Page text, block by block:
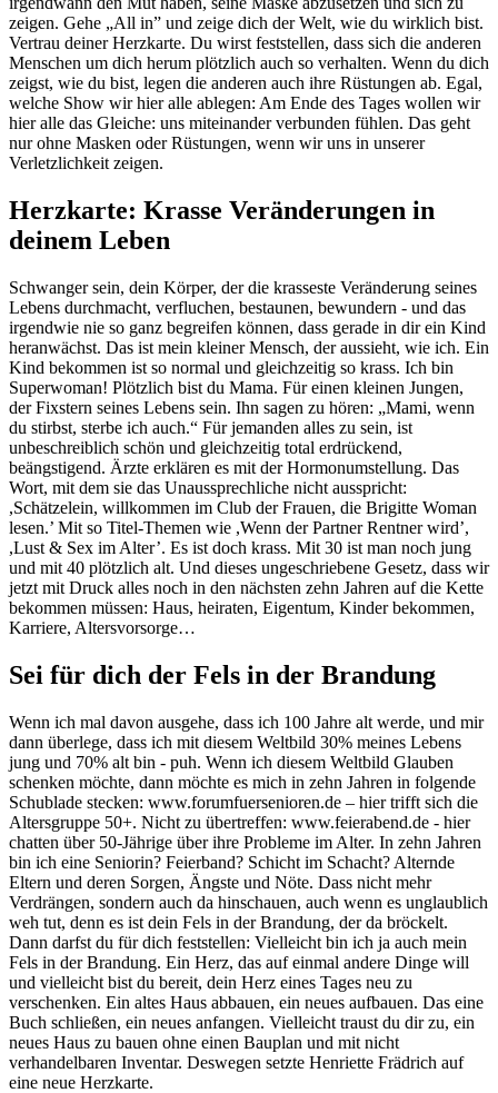
zeigen. Gehe „All in” und zeige dich der Welt, wie du wirklich bist.
Vertrau deiner Herzkarte. Du wirst feststellen, dass sich die anderen
Menschen um dich herum plötzlich auch so verhalten. Wenn du dich
zeigst, wie du bist, legen die anderen auch ihre Rüstungen ab. Egal,
welche Show wir hier alle ablegen: Am Ende des Tages wollen wir
hier alle das Gleiche: uns miteinander verbunden fühlen. Das geht
nur ohne Masken oder Rüstungen, wenn wir uns in unserer
Verletzlichkeit zeigen.
Herzkarte: Krasse Veränderungen in
deinem Leben
Schwanger sein, dein Körper, der die krasseste Veränderung seines
Lebens durchmacht, verfluchen, bestaunen, bewundern - und das
irgendwie nie so ganz begreifen können, dass gerade in dir ein Kind
heranwächst. Das ist mein kleiner Mensch, der aussieht, wie ich. Ein
Kind bekommen ist so normal und gleichzeitig so krass. Ich bin
Superwoman! Plötzlich bist du Mama. Für einen kleinen Jungen,
der Fixstern seines Lebens sein. Ihn sagen zu hören: „Mami, wenn
du stirbst, sterbe ich auch.“ Für jemanden alles zu sein, ist
unbeschreiblich schön und gleichzeitig total erdrückend,
beängstigend. Ärzte erklären es mit der Hormonumstellung. Das
Wort, mit dem sie das Unaussprechliche nicht ausspricht:
,Schätzelein, willkommen im Club der Frauen, die Brigitte Woman
lesen.’ Mit so Titel-Themen wie ,Wenn der Partner Rentner wird’,
,Lust & Sex im Alter’. Es ist doch krass. Mit 30 ist man noch jung
und mit 40 plötzlich alt. Und dieses ungeschriebene Gesetz, dass wir
jetzt mit Druck alles noch in den nächsten zehn Jahren auf die Kette
bekommen müssen: Haus, heiraten, Eigentum, Kinder bekommen,
Karriere, Altersvorsorge…
Sei für dich der Fels in der Brandung
Wenn ich mal davon ausgehe, dass ich 100 Jahre alt werde, und mir
dann überlege, dass ich mit diesem Weltbild 30% meines Lebens
jung und 70% alt bin - puh. Wenn ich diesem Weltbild Glauben
schenken möchte, dann möchte es mich in zehn Jahren in folgende
Schublade stecken: www.forumfuersenioren.de – hier trifft sich die
Altersgruppe 50+. Nicht zu übertreffen: www.feierabend.de - hier
chatten über 50-Jährige über ihre Probleme im Alter. In zehn Jahren
bin ich eine Seniorin? Feierband? Schicht im Schacht? Alternde
Eltern und deren Sorgen, Ängste und Nöte. Dass nicht mehr
Verdrängen, sondern auch da hinschauen, auch wenn es unglaublich
weh tut, denn es ist dein Fels in der Brandung, der da bröckelt.
Dann darfst du für dich feststellen: Vielleicht bin ich ja auch mein
Fels in der Brandung. Ein Herz, das auf einmal andere Dinge will
und vielleicht bist du bereit, dein Herz eines Tages neu zu
verschenken. Ein altes Haus abbauen, ein neues aufbauen. Das eine
Buch schließen, ein neues anfangen. Vielleicht traust du dir zu, ein
neues Haus zu bauen ohne einen Bauplan und mit nicht
verhandelbaren Inventar. Deswegen setzte Henriette Frädrich auf
eine neue Herzkarte.